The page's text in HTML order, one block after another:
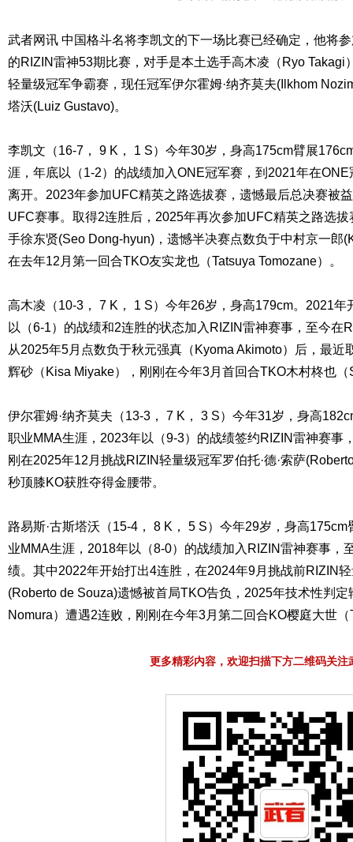
武者网讯 中国格斗名将李凯文的下一场比赛已经确定，他将
的RIZIN雷神53期比赛，对手是本土选手高木凌（Ryo Takagi
轻量级冠军争霸赛，现任冠军伊尔霍姆·纳齐莫夫(Ilkhom
塔沃(Luiz Gustavo)。
李凯文（16-7， 9 K， 1 S）今年30岁，身高175cm臂展
涯，年底以（1-2）的战绩加入ONE冠军赛，到2021年在
离开。2023年参加UFC精英之路选拔赛，遗憾最后总决赛被
UFC赛事。取得2连胜后，2025年再次参加UFC精英之路选
手徐东贤(Seo Dong-hyun)，遗憾半决赛点数负于中村京一郎
在去年12月第一回合TKO友实龙也（Tatsuya Tomozane）。
高木凌（10-3， 7 K， 1 S）今年26岁，身高179cm。2021年
以（6-1）的战绩和2连胜的状态加入RIZIN雷神赛事，至今在
从2025年5月点数负于秋元强真（Kyoma Akimoto）后，最近
辉砂（Kisa Miyake），刚刚在今年3月首回合TKO木村柊也
伊尔霍姆·纳齐莫夫（13-3， 7 K， 3 S）今年31岁，身高
职业MMA生涯，2023年以（9-3）的战绩签约RIZIN雷神赛事
刚在2025年12月挑战RIZIN轻量级冠军罗伯托·德·索萨
秒顶膝KO获胜夺得金腰带。
路易斯·古斯塔沃（15-4， 8 K， 5 S）今年29岁，身高
业MMA生涯，2018年以（8-0）的战绩加入RIZIN雷神赛事，
绩。其中2022年开始打出4连胜，在2024年9月挑战前RIZIN轻
(Roberto de Souza)遗憾被首局TKO告负，2025年技术性判
Nomura）遭遇2连败，刚刚在今年3月第二回合KO樱庭大世
更多精彩内容，欢迎扫描下方二维码关注